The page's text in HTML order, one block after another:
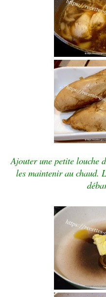
Ajouter une petite louche
les maintenir au chaud.